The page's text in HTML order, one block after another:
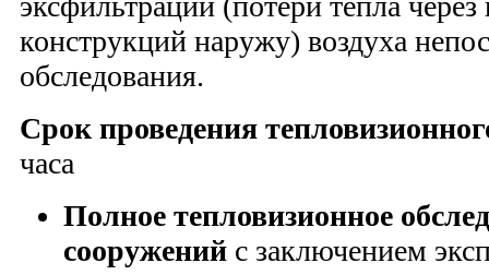
конструкций наружу) воздуха
обследования.
Срок проведения
часа
Полное тепловизионное
сооружений с заключением